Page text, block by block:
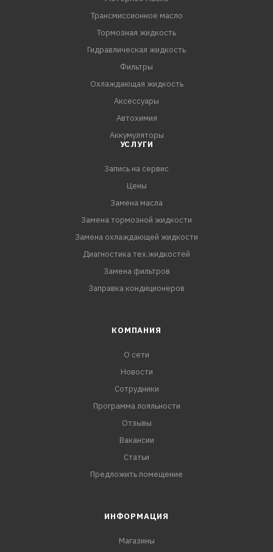
Трансмиссионное масло
Тормозная жидкость
Гидравлическая жидкость
Фильтры
Охлаждающая жидкость
Аксессуары
Автохимия
Аккумуляторы
УСЛУГИ
Запись на сервис
Цены
Замена масла
Замена тормозной жидкости
Замена охлаждающей жидкости
Диагностика тех.жидкостей
Замена фильтров
Заправка кондиционеров
КОМПАНИЯ
О сети
Новости
Сотрудники
Программа лояльности
Отзывы
Вакансии
Статьи
Предложить помещение
ИНФОРМАЦИЯ
Магазины